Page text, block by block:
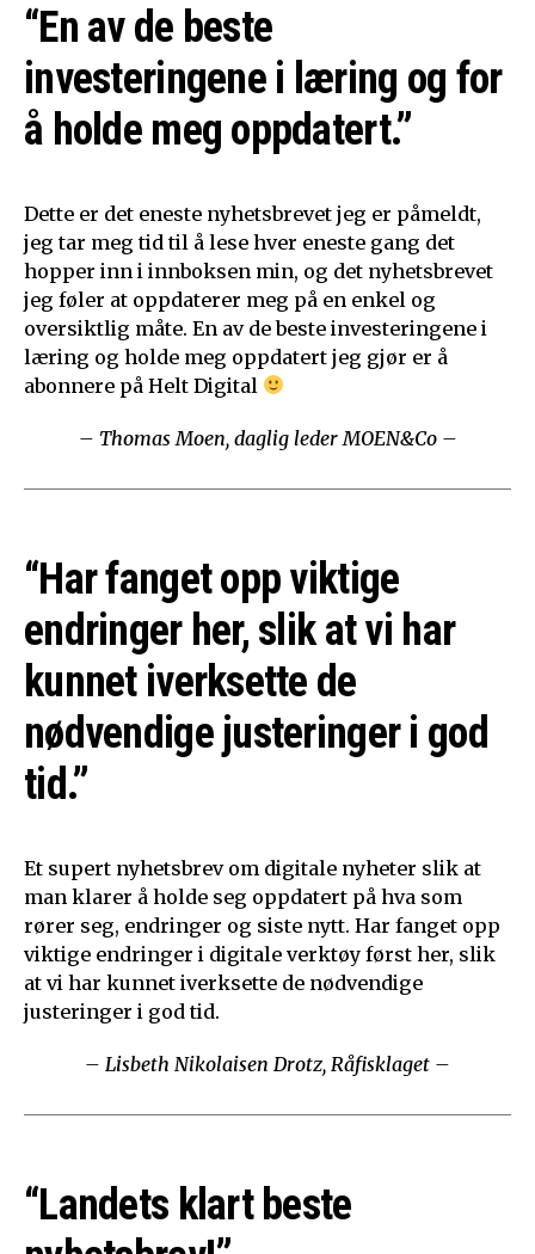
“En av de beste
investeringene i læring og for
å holde meg oppdatert.”
Dette er det eneste nyhetsbrevet jeg er påmeldt,
jeg tar meg tid til å lese hver eneste gang det
hopper inn i innboksen min, og det nyhetsbrevet
jeg føler at oppdaterer meg på en enkel og
oversiktlig måte. En av de beste investeringene i
læring og holde meg oppdatert jeg gjør er å
abonnere på Helt Digital
– Thomas Moen, daglig leder MOEN&Co –
“Har fanget opp viktige
endringer her, slik at vi har
kunnet iverksette de
nødvendige justeringer i god
tid.”
Et supert nyhetsbrev om digitale nyheter slik at
man klarer å holde seg oppdatert på hva som
rører seg, endringer og siste nytt. Har fanget opp
viktige endringer i digitale verktøy først her, slik
at vi har kunnet iverksette de nødvendige
justeringer i god tid.
– Lisbeth Nikolaisen Drotz, Råfisklaget –
“Landets klart beste